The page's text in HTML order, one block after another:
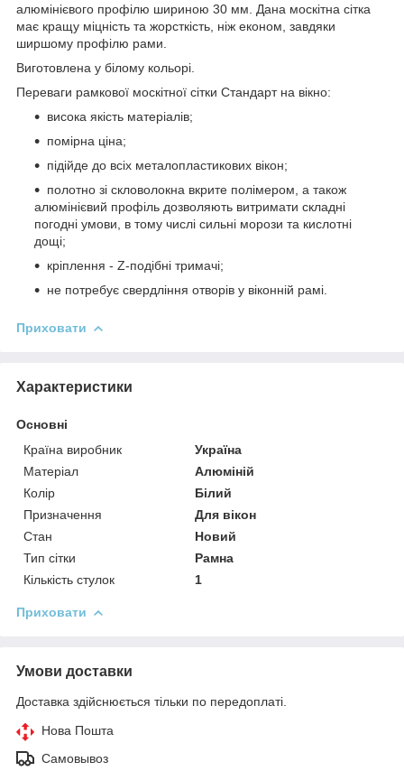
алюмінієвого профілю шириною 30 мм. Дана москітна сітка
має кращу міцність та жорсткість, ніж економ, завдяки
ширшому профілю рами.
Виготовлена у білому кольорі.
Переваги рамкової москітної сітки Стандарт на вікно:
висока якість матеріалів;
помірна ціна;
підійде до всіх металопластикових вікон;
полотно зі скловолокна вкрите полімером, а також
алюмінієвий профіль дозволяють витримати складні
погодні умови, в тому числі сильні морози та кислотні
дощі;
кріплення - Z-подібні тримачі;
не потребує свердління отворів у віконній рамі.
Приховати
Характеристики
Основні
Країна виробник
Україна
Матеріал
Алюміній
Колір
Білий
Призначення
Для вікон
Стан
Новий
Тип сітки
Рамна
Кількість стулок
1
Приховати
Умови доставки
Доставка здійснюється тільки по передоплаті.
Нова Пошта
Самовывоз